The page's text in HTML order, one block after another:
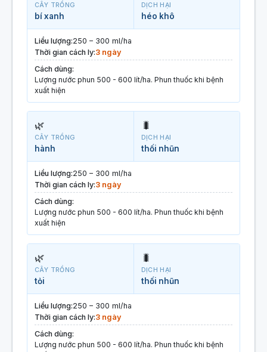
CÂY TRỒNG
bí xanh
DỊCH HẠI
héo khô
Liều lượng:250 – 300 ml/ha
Thời gian cách ly:3 ngày
Cách dùng:
Lượng nước phun 500 - 600 lít/ha. Phun thuốc khi bệnh
xuất hiện
🌿
CÂY TRỒNG
hành
🐛
DỊCH HẠI
thối nhũn
Liều lượng:250 – 300 ml/ha
Thời gian cách ly:3 ngày
Cách dùng:
Lượng nước phun 500 - 600 lít/ha. Phun thuốc khi bệnh
xuất hiện
🌿
CÂY TRỒNG
tỏi
🐛
DỊCH HẠI
thối nhũn
Liều lượng:250 – 300 ml/ha
Thời gian cách ly:3 ngày
Cách dùng:
Lượng nước phun 500 - 600 lít/ha. Phun thuốc khi bệnh